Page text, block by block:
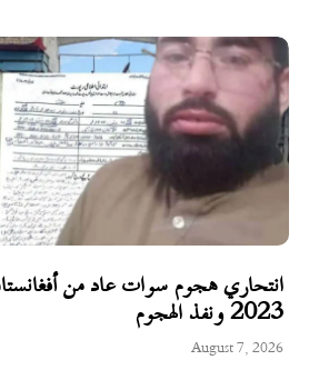
انتحاري هجوم سوات عاد من
2023 ونفذ الهجوم
August 7, 2026